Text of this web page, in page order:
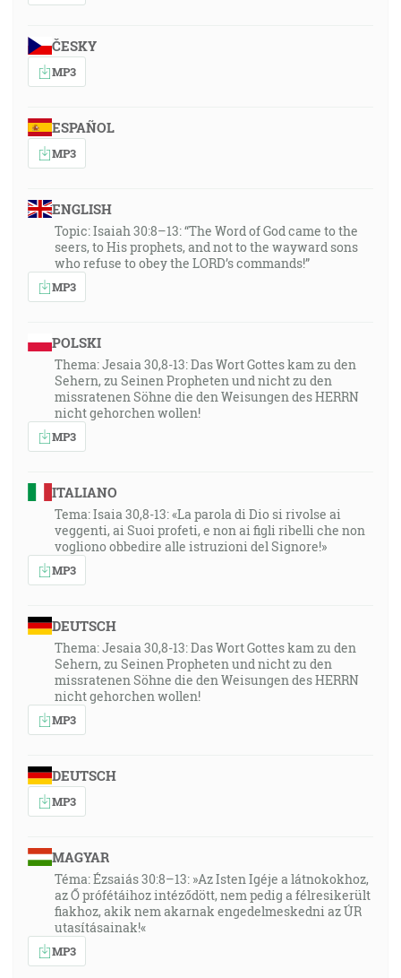
ČESKY
MP3
ESPAÑOL
MP3
ENGLISH
Topic: Isaiah 30:8–13: “The Word of God came to the
seers, to His prophets, and not to the wayward sons
who refuse to obey the LORD’s commands!”
MP3
POLSKI
Thema: Jesaia 30,8-13: Das Wort Gottes kam zu den
Sehern, zu Seinen Propheten und nicht zu den
missratenen Söhne die den Weisungen des HERRN
nicht gehorchen wollen!
MP3
ITALIANO
Tema: Isaia 30,8-13: «La parola di Dio si rivolse ai
veggenti, ai Suoi profeti, e non ai figli ribelli che non
vogliono obbedire alle istruzioni del Signore!»
MP3
DEUTSCH
Thema: Jesaia 30,8-13: Das Wort Gottes kam zu den
Sehern, zu Seinen Propheten und nicht zu den
missratenen Söhne die den Weisungen des HERRN
nicht gehorchen wollen!
MP3
DEUTSCH
MP3
MAGYAR
Téma: Ézsaiás 30:8–13: »Az Isten Igéje a látnokokhoz,
az Ő prófétáihoz intéződött, nem pedig a félresikerült
fiakhoz, akik nem akarnak engedelmeskedni az ÚR
utasításainak!«
MP3